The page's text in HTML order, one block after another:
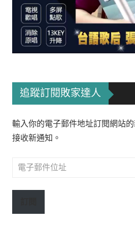
追蹤訂閱敗家達人
輸入你的電子郵件地址訂閱網站
接收新通知。
電
郵